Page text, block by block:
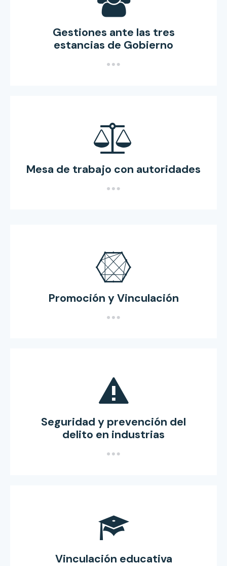
Gestiones ante las tres
estancias de Gobierno
Mesa de trabajo con autoridades
Promoción y Vinculación
Seguridad y prevención del
delito en industrias
Vinculación educativa